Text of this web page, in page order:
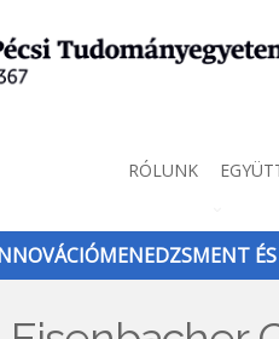
Innováció
RÓLUNK